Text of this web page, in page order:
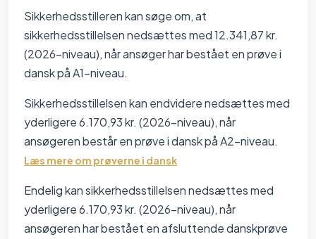
Sikkerhedsstilleren kan søge om, at
sikkerhedsstillelsen nedsættes med 12.341,87 kr.
(2026-niveau), når ansøger har bestået en prøve i
dansk på A1-niveau.
Sikkerhedsstillelsen kan endvidere nedsættes med
yderligere 6.170,93 kr. (2026-niveau), når
ansøgeren består en prøve i dansk på A2-niveau.
Læs mere om prøverne i dansk
Endelig kan sikkerhedsstillelsen nedsættes med
yderligere 6.170,93 kr. (2026-niveau), når
ansøgeren har bestået en afsluttende danskprøve